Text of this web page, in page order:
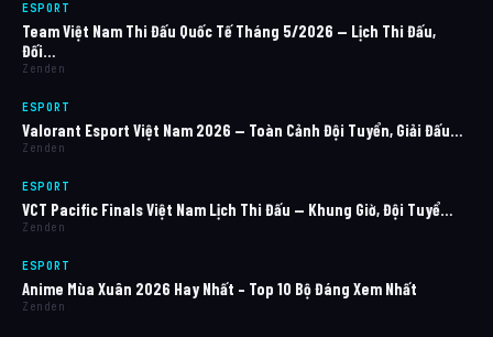
ESPORT
Team Việt Nam Thi Đấu Quốc Tế Tháng 5/2026 — Lịch Thi Đấu,
Đối…
Zenden
ESPORT
Valorant Esport Việt Nam 2026 — Toàn Cảnh Đội Tuyển, Giải Đấu…
Zenden
ESPORT
VCT Pacific Finals Việt Nam Lịch Thi Đấu — Khung Giờ, Đội Tuyể…
Zenden
ESPORT
Anime Mùa Xuân 2026 Hay Nhất – Top 10 Bộ Đáng Xem Nhất
Zenden